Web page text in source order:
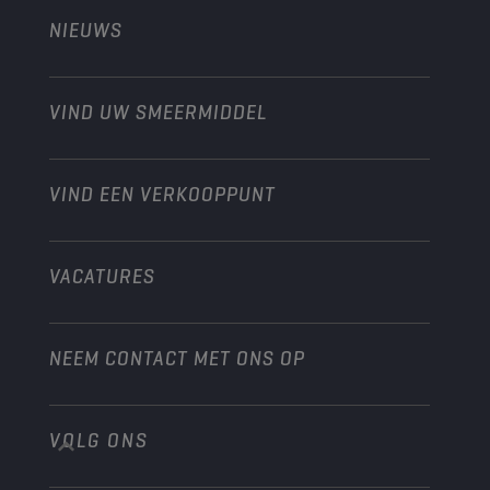
Moto’s & ATV
Industrie
Scheepvaart
Ontdek onze motorsportpartners
Personenwagens
Motorfiets
Heavy-Duty
NIEUWS
VIND UW SMEERMIDDEL
VIND EEN VERKOOPPUNT
VACATURES
NEEM CONTACT MET ONS OP
info@championlubes.com
VOLG ONS